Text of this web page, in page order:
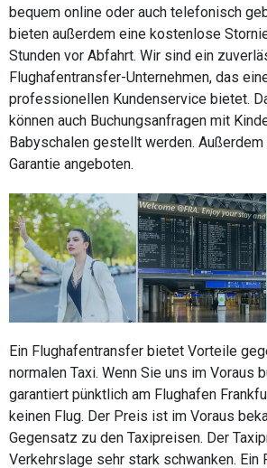
bequem online oder auch telefonisch
bieten außerdem eine kostenlose
Stunden vor Abfahrt. Wir sind ein
Flughafentransfer-Unternehmen, das
professionellen Kundenservice bietet.
können auch Buchungsanfragen mit
Babyschalen gestellt werden.
Garantie angeboten.
Ein Flughafentransfer bietet Vorteile
normalen Taxi. Wenn Sie uns im Voraus
garantiert pünktlich am Flughafen
keinen Flug. Der Preis ist im Voraus
Gegensatz zu den Taxipreisen. Der
Verkehrslage sehr stark schwanken. Ein